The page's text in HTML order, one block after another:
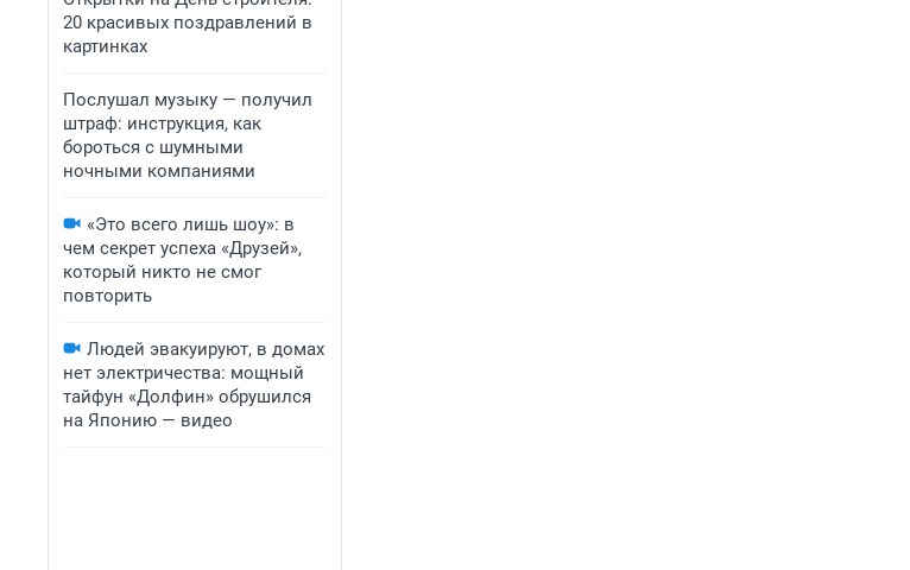
20 красивых поздравлений в
картинках
Послушал музыку — получил
штраф: инструкция, как
бороться с шумными
ночными компаниями
«Это всего лишь шоу»: в
чем секрет успеха «Друзей»,
который никто не смог
повторить
Людей эвакуируют, в домах
нет электричества: мощный
тайфун «Долфин» обрушился
на Японию — видео